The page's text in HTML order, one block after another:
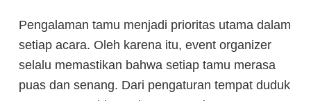
Pengalaman tamu menjadi prioritas utama dalam
setiap acara. Oleh karena itu, event organizer
selalu memastikan bahwa setiap tamu merasa
puas dan senang. Dari pengaturan tempat duduk